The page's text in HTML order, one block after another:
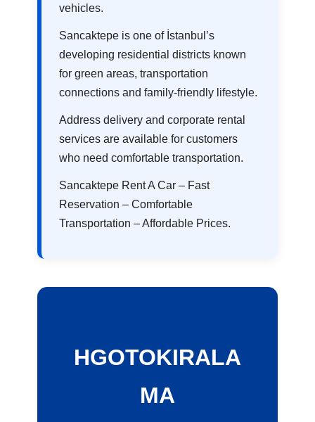
vehicles.
Sancaktepe is one of İstanbul’s
developing residential districts known
for green areas, transportation
connections and family-friendly lifestyle.
Address delivery and corporate rental
services are available for customers
who need comfortable transportation.
Sancaktepe Rent A Car – Fast
Reservation – Comfortable
Transportation – Affordable Prices.
HGOTOKIRALA
MA